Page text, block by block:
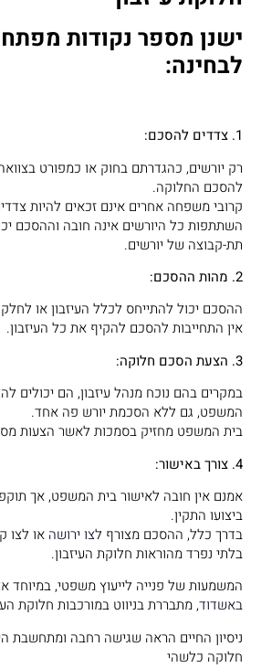
ישנן מספר נקודות מפתח
לבחינה:
1. צדדים להסכם:
רק יורשים, כהגדרתם בחוק או כמפורט
להסכם החלוקה.
קרובי משפחה אחרים אינם זכאים להיות
השתתפות כל היורשים אינה חובה וההסכם
תת-קבוצה של יורשים.
2. מהות ההסכם:
ההסכם יכול להתייחס לכלל העיזבון או
אין התחייבות להסכם להקיף את כל העיזבון.
3. הצעת הסכם חלוקה:
במקרים בהם נוכח מנהל עיזבון, הם יכולים
המשפט, גם ללא הסכמת יורש פה אחד.
בית המשפט מחזיק בסמכות לאשר הצעות
4. צורך באישור:
אמנם אין חובה לאישור בית המשפט, אך
ביצועו התקין.
בדרך כלל, ההסכם מצורף לצו ירושה או לצו
בלתי נפרד מהוראות חלוקת העיזבון.
המשמעות של פנייה לייעוץ משפטי, במיוחד
באשדוד, מתבררת בניווט במורכבות חלוקת
ניסיון החיים הראה שגישה רחבה ומתחשבת
חלוקה כלשהי